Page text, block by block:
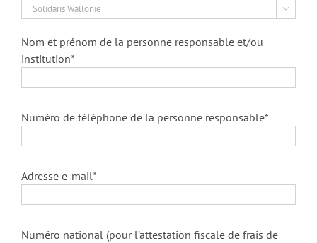

Nom et prénom de la personne responsable et/ou
institution*
Numéro de téléphone de la personne responsable*
Adresse e-mail*
Numéro national (pour l’attestation fiscale de frais de